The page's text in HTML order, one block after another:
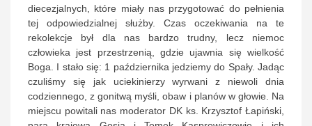
diecezjalnych, które miały nas przygotować do pełnienia
tej odpowiedzialnej służby. Czas oczekiwania na te
rekolekcje był dla nas bardzo trudny, lecz niemoc
człowieka jest przestrzenią, gdzie ujawnia się wielkość
Boga. I stało się: 1 października jedziemy do Spały. Jadąc
czuliśmy się jak uciekinierzy wyrwani z niewoli dnia
codziennego, z gonitwą myśli, obaw i planów w głowie. Na
miejscu powitali nas moderator DK ks. Krzysztof Łapiński,